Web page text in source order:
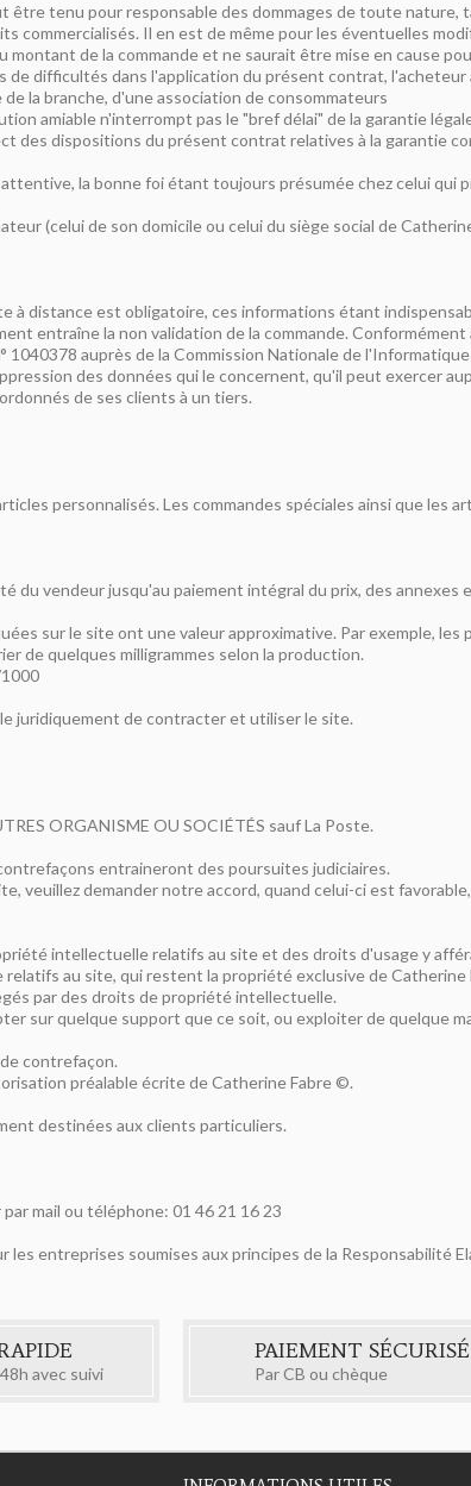
être tenu pour responsable des dommages de toute
commercialisés. Il en est de même pour les éventuelles
de la commande et ne saurait être mise en cause
difficultés dans l'application du présent contrat,
la branche, d'une association de consommateurs
amiable n'interrompt pas le "bref délai" de la garantie
des dispositions du présent contrat relatives à la garantie
la bonne foi étant toujours présumée chez celui qui
(celui de son domicile ou celui du siège social de
à distance est obligatoire, ces informations étant
entraîne la non validation de la commande.
auprès de la Commission Nationale de
des données qui le concernent, qu'il peut exercer
de ses clients à un tiers.
personnalisés. Les commandes spéciales ainsi que les
du vendeur jusqu'au paiement intégral du prix, des annexes
sur le site ont une valeur approximative. Par exemple,
de quelques milligrammes selon la production.
juridiquement de contracter et utiliser le site.
ORGANISME OU SOCIÉTÉS sauf La Poste.
entraineront des poursuites judiciaires.
veuillez demander notre accord, quand celui-ci est
intellectuelle relatifs au site et des droits d'usage y
au site, qui restent la propriété exclusive de Catherine
par des droits de propriété intellectuelle.
sur quelque support que ce soit, ou exploiter de quelque
contrefaçon.
préalable écrite de Catherine Fabre ©.
destinées aux clients particuliers.
mail ou téléphone: 01 46 21 16 23
entreprises soumises aux principes de la Responsabilité
avec suivi
PAIEMENT SÉCURISÉ
Par CB ou chèque